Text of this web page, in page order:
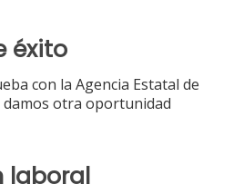
éxito
con la Agencia Estatal de
damos otra oportunidad
laboral